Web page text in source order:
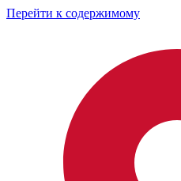
Перейти к содержимому